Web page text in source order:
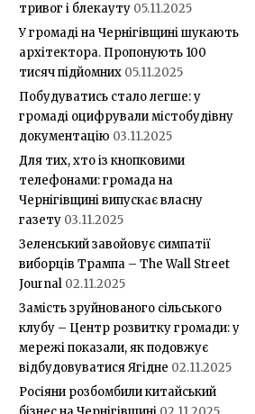
тривог і блекауту 05.11.2025
У громаді на Чернігівщині шукають
архітектора. Пропонують 100
тисяч підйомних 05.11.2025
Побудуватись стало легше: у
громаді оцифрували містобудівну
документацію 03.11.2025
Для тих, хто із кнопковими
телефонами: громада на
Чернігівщині випускає власну
газету 03.11.2025
Зеленський завойовує симпатії
виборців Трампа – The Wall Street
Journal 02.11.2025
Замість зруйнованого сільського
клубу – Центр розвитку громади: у
мережі показали, як подовжує
відбудовуватися Ягідне 02.11.2025
Росіяни розбомбили китайський